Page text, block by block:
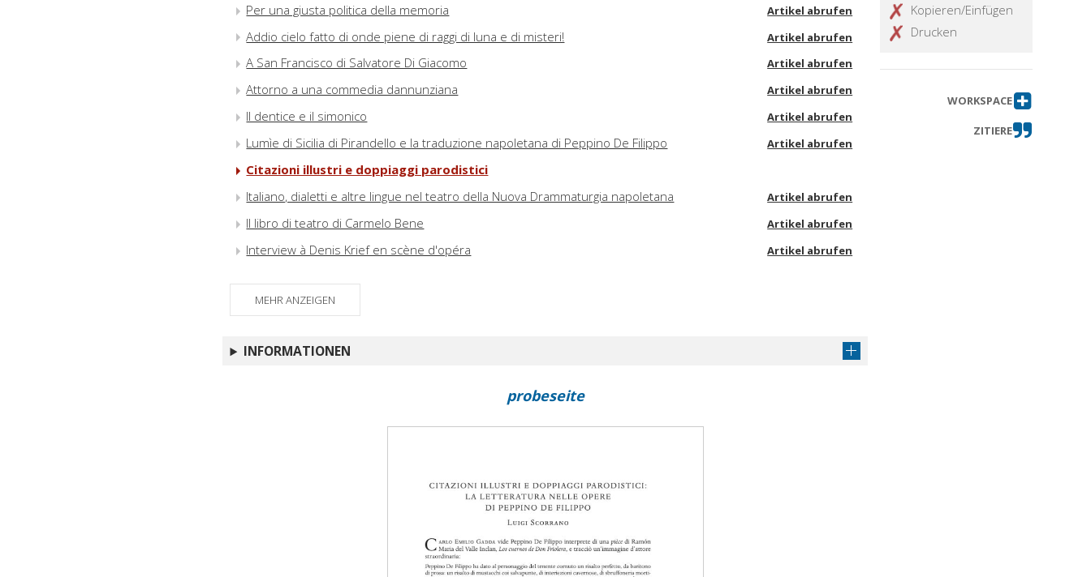
Per una giusta politica della memoria Artikel abrufen
Addio cielo fatto di onde piene di raggi di luna e di misteri! Artikel abrufen
A San Francisco di Salvatore Di Giacomo Artikel abrufen
Attorno a una commedia dannunziana Artikel abrufen
Il dentice e il simonico Artikel abrufen
Lumìe di Sicilia di Pirandello e la traduzione napoletana di Peppino De Filippo Artikel abrufen
Citazioni illustri e doppiaggi parodistici
Italiano, dialetti e altre lingue nel teatro della Nuova Drammaturgia napoletana
Artikel abrufen
Il libro di teatro di Carmelo Bene Artikel abrufen
Interview à Denis Krief en scène d'opéra Artikel abrufen
MEHR ANZEIGEN
INFORMATIONEN
Kopieren/Einfügen
Drucken
WORKSPACE
ZITIERE
probeseite